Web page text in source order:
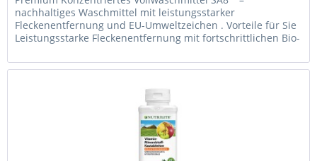
nachhaltiges Waschmittel mit leistungsstarker
Fleckenentfernung und EU-Umweltzeichen . Vorteile für Sie
Leistungsstarke Fleckenentfernung mit fortschrittlichen Bio-